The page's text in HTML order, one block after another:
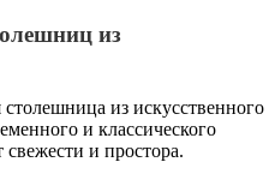
из
столешница из искусственного
и классического
свежести и простора.